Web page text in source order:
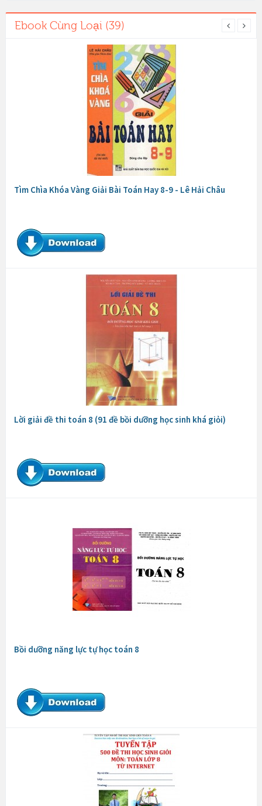
Ebook Cùng Loại (39)
Tìm Chìa Khóa Vàng Giải Bài Toán Hay 8-9 - Lê Hải Châu
Lời giải đề thi toán 8 (91 đề bồi dưỡng học sinh khá giỏi)
Bồi dưỡng năng lực tự học toán 8